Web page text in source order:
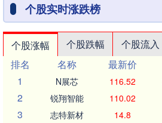
个股实时涨跌榜
个股涨幅 个股跌幅 个股流入
排名
名称 最新价
1
N展芯 116.52
2 锐翔智能 110.02
3 志特新材 14.8